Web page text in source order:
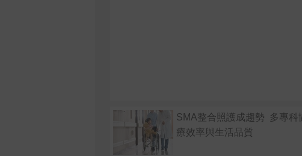
SMA整合照護成趨勢 多專科
療效率與生活品質